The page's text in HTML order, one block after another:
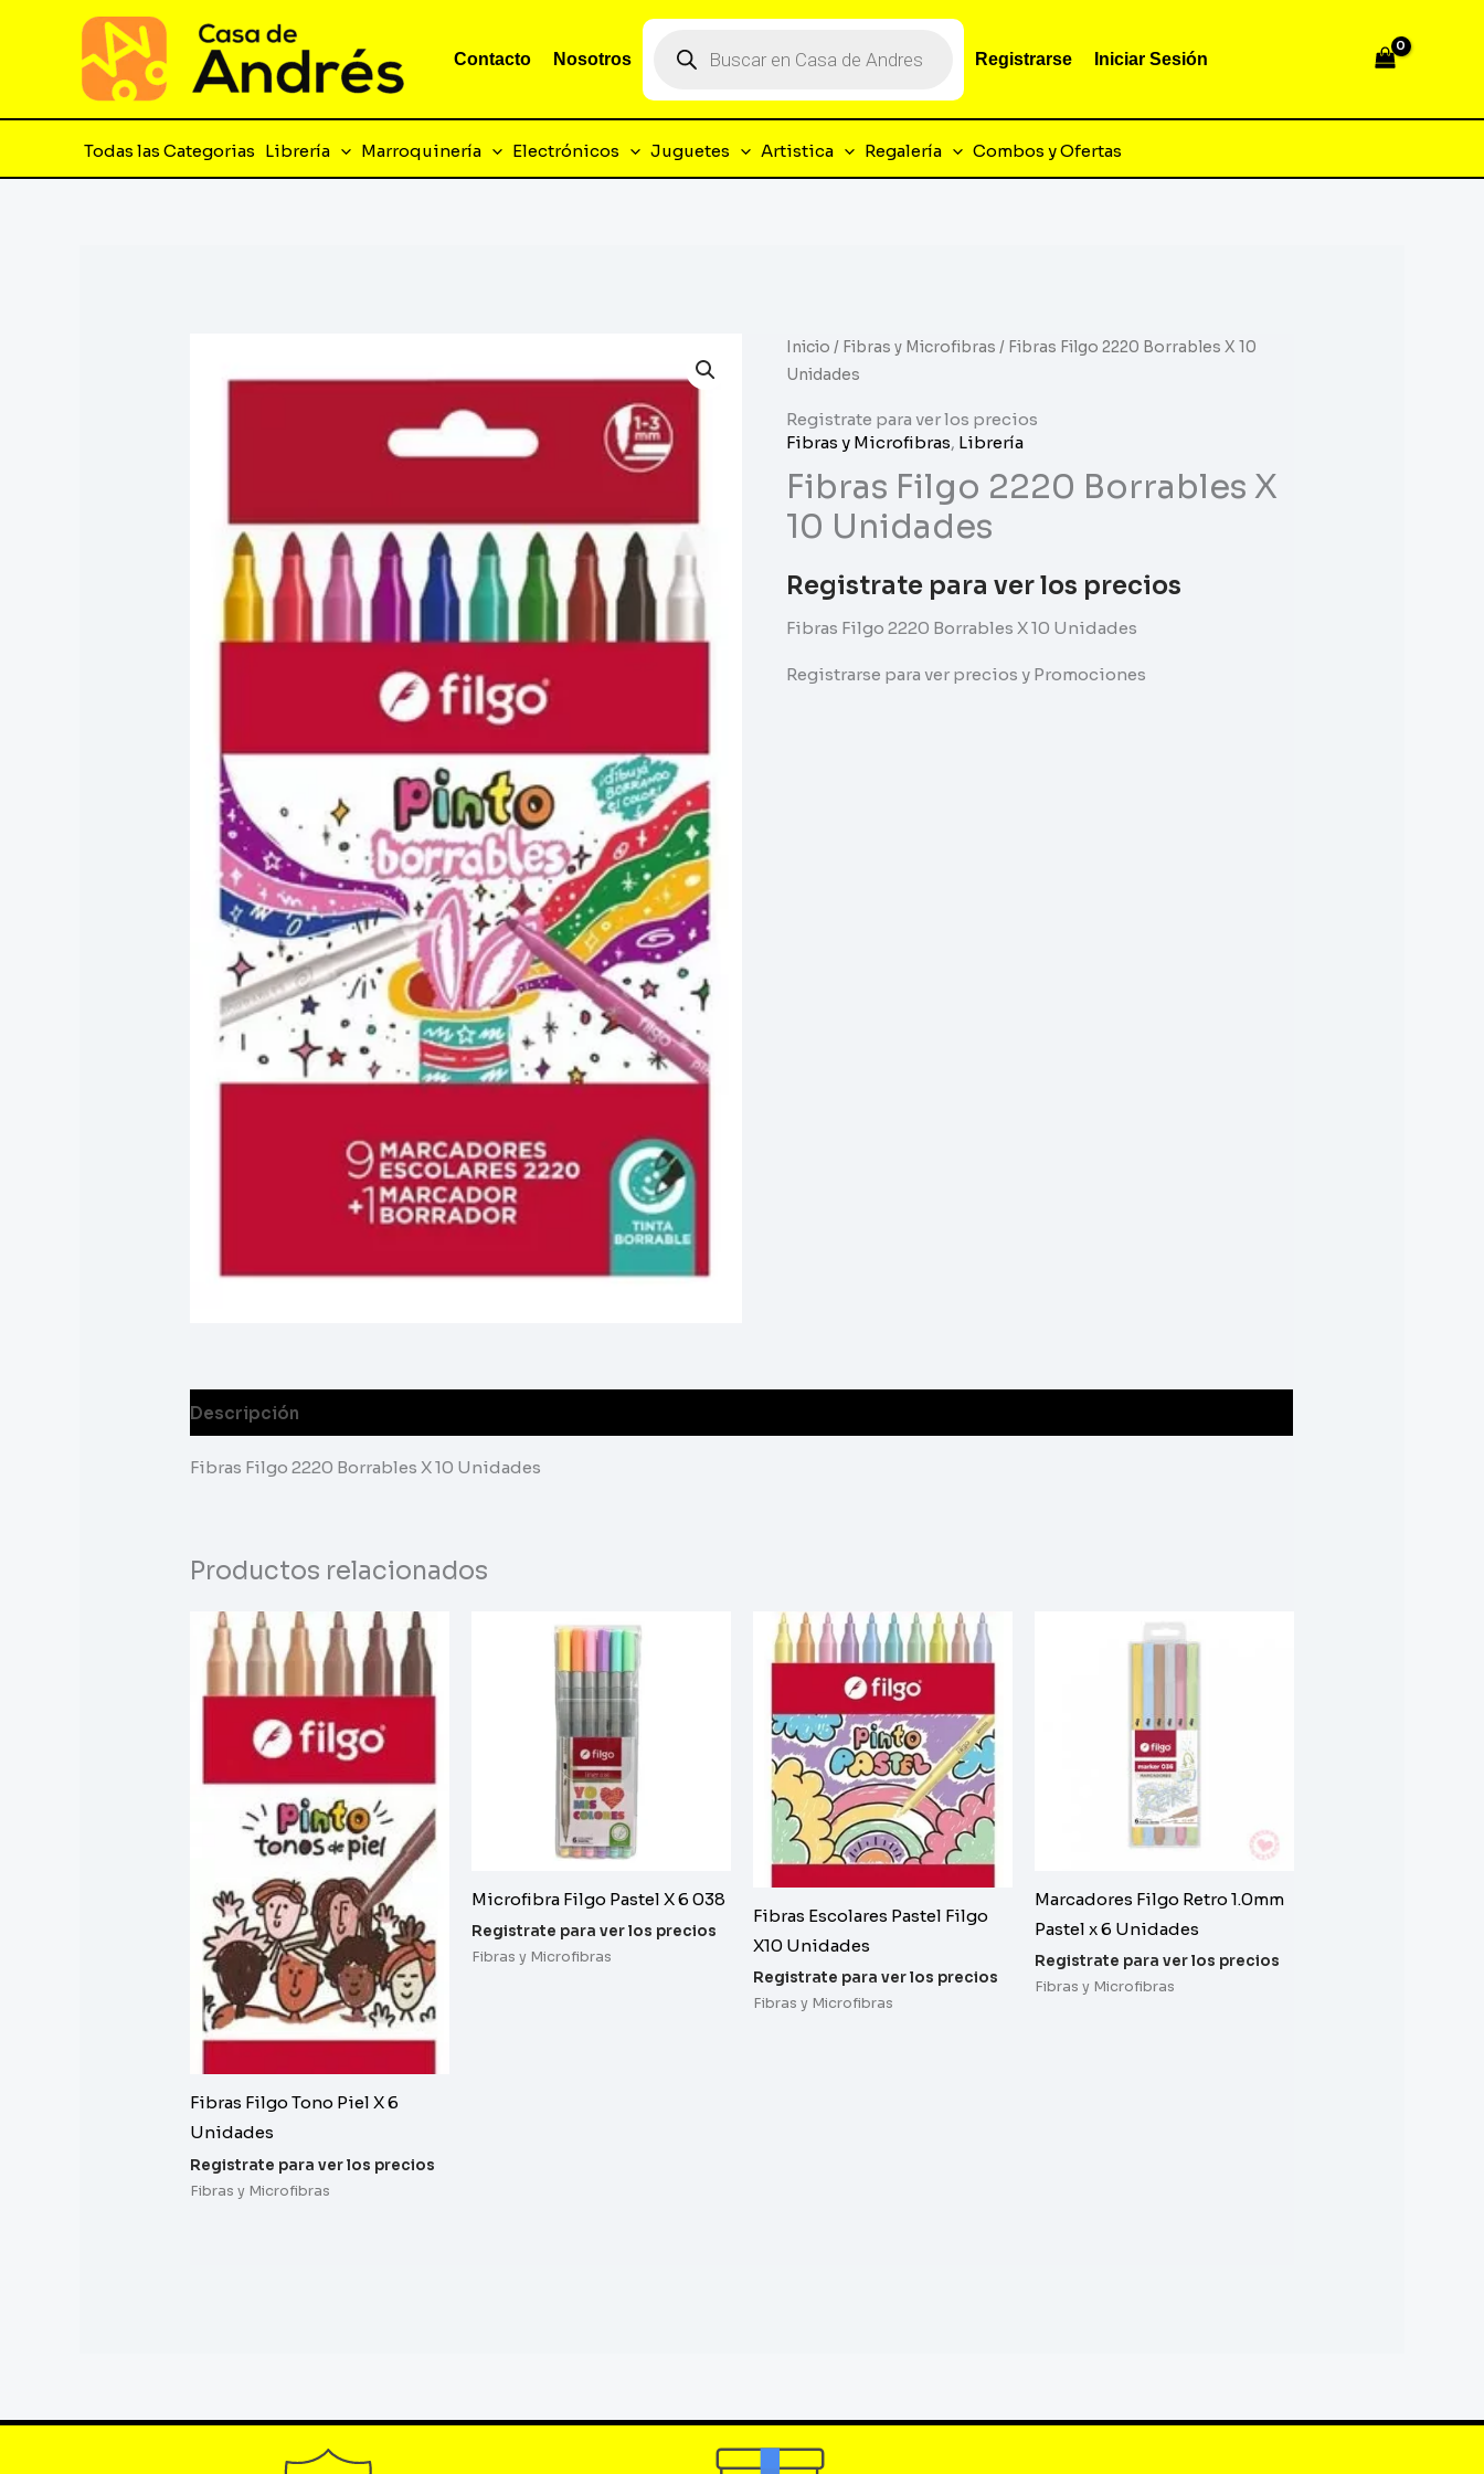
contenido
Contacto Nosotros
productos
Registrarse Iniciar Sesión
Todas las Categorias Librería Marroquinería Electrónicos Juguetes Artistica Regalería Combos y Ofertas
Inicio / Fibras y Microfibras / Fibras Filgo 2220 Borrables X 10
Unidades
Registrate para ver los precios
Fibras y Microfibras, Librería
Fibras Filgo 2220 Borrables X
10 Unidades
Registrate para ver los precios
Fibras Filgo 2220 Borrables X 10 Unidades
Registrarse para ver precios y Promociones
Descripción
Fibras Filgo 2220 Borrables X 10 Unidades
Productos relacionados
Fibras Filgo Tono Piel X 6
Unidades
Registrate para ver los precios
Fibras y Microfibras
Microfibra Filgo Pastel X 6 038
Registrate para ver los precios
Fibras y Microfibras
Fibras Escolares Pastel Filgo
X10 Unidades
Registrate para ver los precios
Fibras y Microfibras
Marcadores Filgo Retro 1.0mm
Pastel x 6 Unidades
Registrate para ver los precios
Fibras y Microfibras